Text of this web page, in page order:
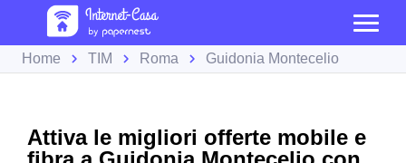
Home TIM Roma Guidonia Montecelio